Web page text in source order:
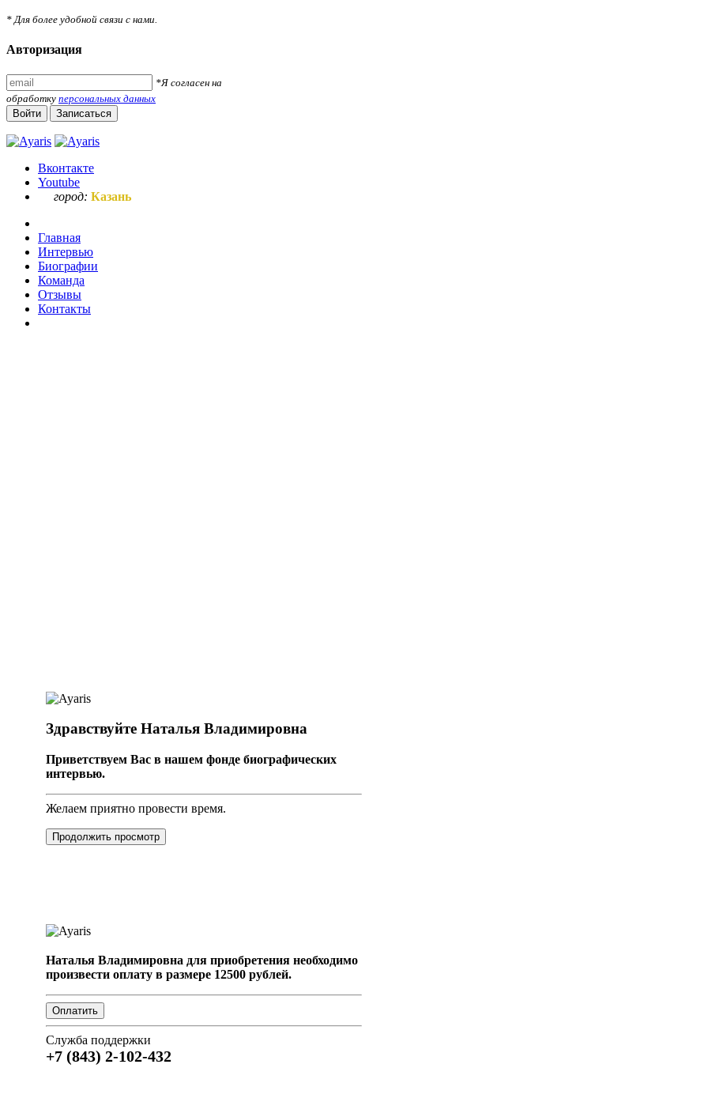
* Для более удобной связи с нами.
Авторизация
*Я согласен на
обработку персональных данных
Войти
Записаться
Вконтакте
Youtube
город: Казань
Главная
Интервью
Биографии
Команда
Отзывы
Контакты
Здравствуйте Наталья Владимировна
Приветствуем Вас в нашем фонде биографических
интервью.
Желаем приятно провести время.
Продолжить просмотр
Наталья Владимировна для приобретения необходимо
произвести оплату в размере 12500 рублей.
Служба поддержки
+7 (843) 2-102-432